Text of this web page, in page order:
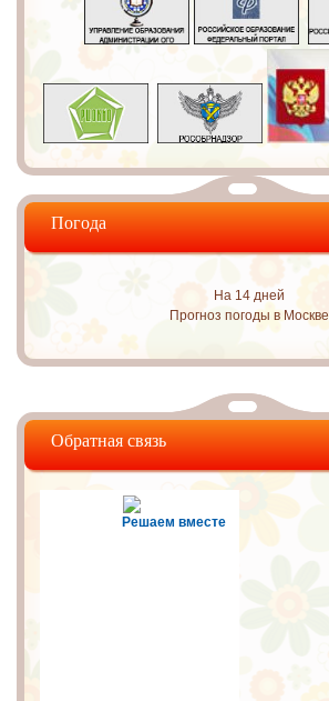
Погода
На 14 дней
Прогноз погоды в Москве
Обратная связь
Решаем вместе